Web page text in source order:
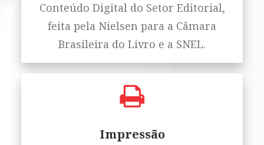
Conteúdo Digital do Setor Editorial,
feita pela Nielsen para a Câmara
Brasileira do Livro e a SNEL.
Impressão